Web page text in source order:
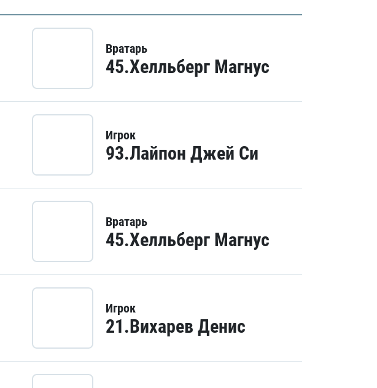
Вратарь
45.Хелльберг Магнус
Игрок
93.Лайпон Джей Си
Вратарь
45.Хелльберг Магнус
Игрок
21.Вихарев Денис